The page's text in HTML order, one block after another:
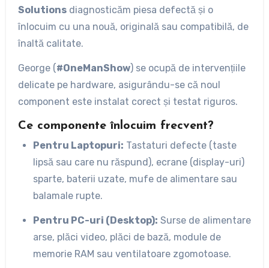
Solutionsdiagnosticăm piesa defectă și o
înlocuim cu una nouă, originală sau compatibilă, de
înaltă calitate.
George ( #OneManShow) se ocupă de intervențiile
delicate pe hardware, asigurându-se că noul
component este instalat corect și testat riguros.
Ce componente înlocuim frecvent?
Pentru Laptopuri: Tastaturi defecte (taste
lipsă sau care nu răspund), ecrane (display-uri)
sparte, baterii uzate, mufe de alimentare sau
balamale rupte.
Pentru PC-uri (Desktop): Surse de alimentare
arse, plăci video, plăci de bază, module de
memorie RAM sau ventilatoare zgomotoase.